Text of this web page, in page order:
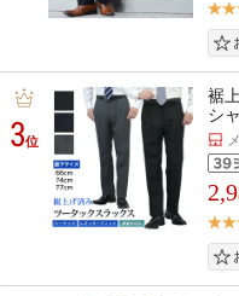
3位
裾
シ